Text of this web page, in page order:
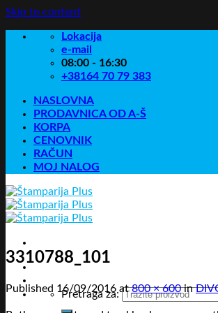
Skip to content
Lokacija
e-mail
08:00 - 16:30
+38164 70 79 383
NASLOVNA
PRODAVNICA OD A-Š
KORPA
CENOVNIK
RAČUN
MOJ NALOG
Pretraga za:
3310788_101
Published 16/09/2016 at800 × 600in